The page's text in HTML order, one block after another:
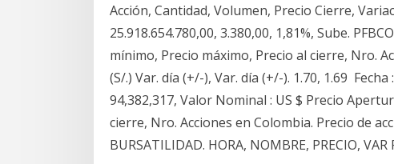
Acción, Cantidad, Volumen, Precio Cierre,
25.918.654.780,00, 3.380,00, 1,81%, Sube.
mínimo, Precio máximo, Precio al cierre, Nro.
(S/.) Var. día (+/-), Var. día (+/-). 1.70, 1.69
94,382,317, Valor Nominal : US $ Precio
cierre, Nro. Acciones en Colombia. Precio de
BURSATILIDAD. HORA, NOMBRE, PRECIO,